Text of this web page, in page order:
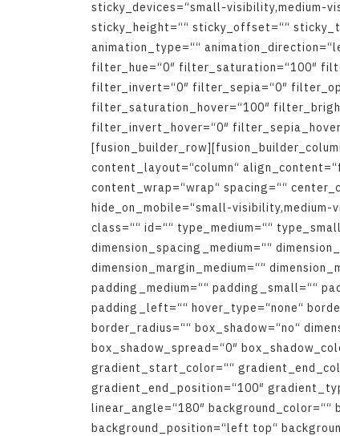
sticky devices=“small-visibility,medium-vi
sticky height=““ sticky offset=““ sticky t
animation type=““ animation direction=“l
filter hue=“0″ filter saturation=“100″ filt
filter invert=“0″ filter sepia=“0″ filter op
filter saturation hover=“100″ filter brigh
filter invert hover=“0″ filter sepia hover
[fusion builder row][fusion builder colum
content layout=“column“ align content=“
content wrap=“wrap“ spacing=““ center c
hide on mobile=“small-visibility,medium-vi
class=““ id=““ type medium=““ type small
dimension spacing medium=““ dimension
dimension margin medium=““ dimension
padding medium=““ padding small=““ pa
padding left=““ hover type=“none“ borde
border radius=““ box shadow=“no“ dimen
box shadow spread=“0″ box shadow col
gradient start color=““ gradient end col
gradient end position=“100″ gradient ty
linear angle=“180″ background color=““ b
background position=“left top“ backgroun